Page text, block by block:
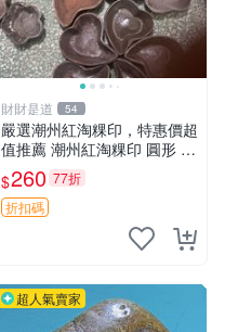
財財是道 54
嚴選潮州紅淘粿印，特惠價超
值推薦 潮州紅淘粿印 圓形 淀
粉 印模 菜餚
$260 77折
折扣碼
超人氣賣家